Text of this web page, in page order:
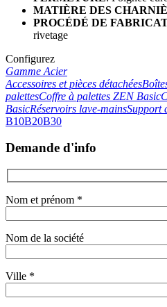
MATIÈRE DES
PROCÉDÉ DE
rivetage
Configurez
Gamme Acier
Accessoires et pièces détachées
palettesCoffre à palettes ZEN Basic
BasicRéservoirs lave-mainsSupport
B10B20B30
Demande d'info
Nom et prénom *
Nom de la société
Ville *